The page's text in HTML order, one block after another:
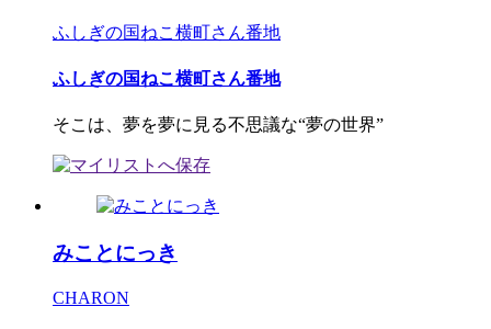
ふしぎの国ねこ横町さん番地
ふしぎの国ねこ横町さん番地
そこは、夢を夢に見る不思議な“夢の世界”
みことにっき
CHARON